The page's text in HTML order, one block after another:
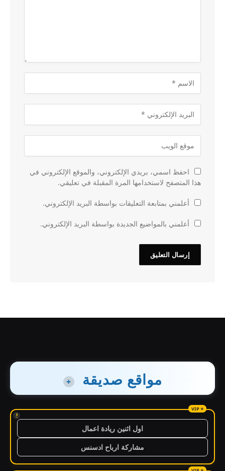
احفظ اسمي، بريدي الإلكتروني، والموقع الإلكتروني في
هذا المتصفح لاستخدامها المرة المقبلة في تعليقي.
أعلمني بمتابعة التعليقات بواسطة البريد الإلكتروني.
أعلمني بالمواضيع الجديدة بواسطة البريد الإلكتروني.
مواقع صديقة +
!
اول اثنين ريادة اعمال
مشاركة ارباح ادسنس